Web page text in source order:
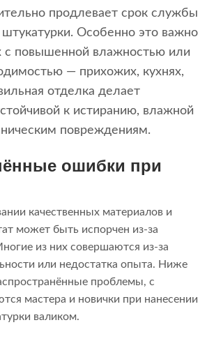
продлевает срок службы
Особенно это важно
с повышенной влажностью или
— прихожих, кухнях,
отделка делает
к истиранию, влажной
повреждениям.
ошибки при
качественных материалов и
может быть испорчен из-за
из них совершаются из-за
или недостатка опыта. Ниже
проблемы, с
мастера и новички при нанесении
валиком.